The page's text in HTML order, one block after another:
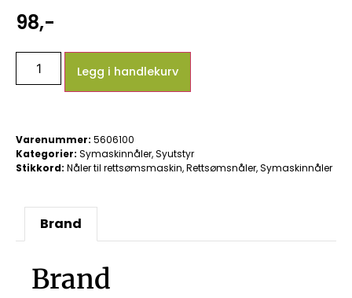
98,-
Legg i handlekurv
Varenummer: 5606100
Kategorier: Symaskinnåler,Syutstyr
Stikkord: Nåler til rettsømsmaskin,Rettsømsnåler,Symaskinnåler
Brand
Brand